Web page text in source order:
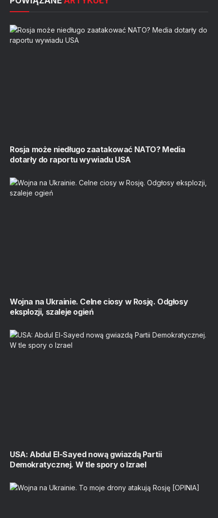
Rosja może niedługo zaatakować NATO? Media
dotarły do raportu wywiadu USA
Wojna na Ukrainie. Celne ciosy w Rosję. Odgłosy
eksplozji, szaleje ogień
USA: Abdul El-Sayed nową gwiazdą Partii
Demokratycznej. W tle spory o Izrael